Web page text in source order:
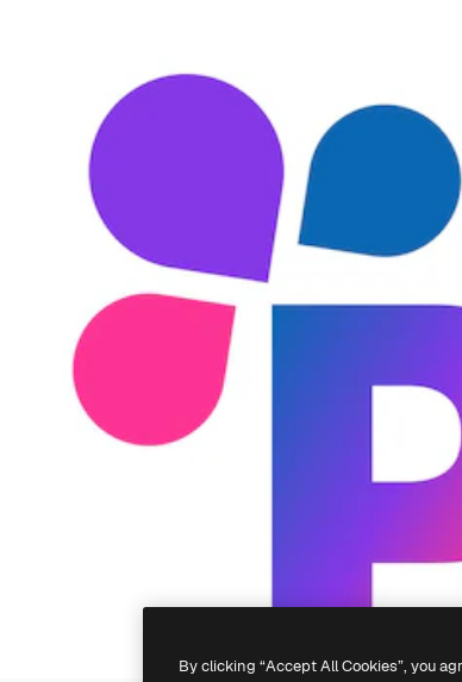
By clicking “Accept All Cookies”, you